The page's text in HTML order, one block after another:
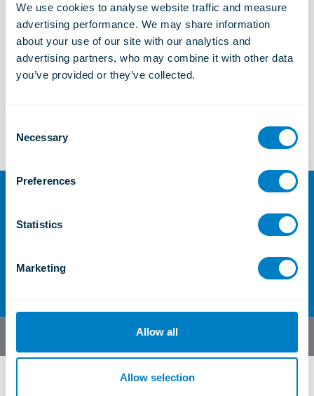
We use cookies to analyse website traffic and measure
advertising performance. We may share information
about your use of our site with our analytics and
advertising partners, who may combine it with other data
you’ve provided or they’ve collected.
s
o
Necessary
Preferences
Statistics
Marketing
Allow all
Allow selection
Soluciones industriales
Aprender más
Para más información o
Contáctenos
Español